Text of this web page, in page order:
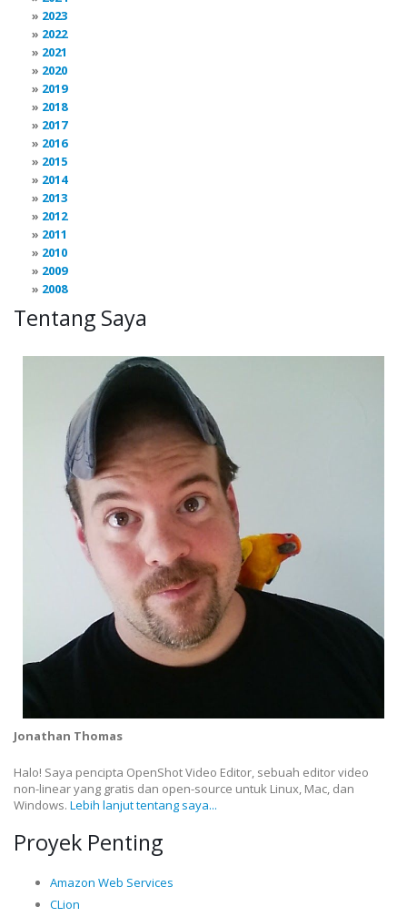
2023
2022
2021
2020
2019
2018
2017
2016
2015
2014
2013
2012
2011
2010
2009
2008
Tentang Saya
Jonathan Thomas
Halo! Saya pencipta OpenShot Video Editor, sebuah editor video
non-linear yang gratis dan open-source untuk Linux, Mac, dan
Windows. Lebih lanjut tentang saya...
Proyek Penting
Amazon Web Services
CLion